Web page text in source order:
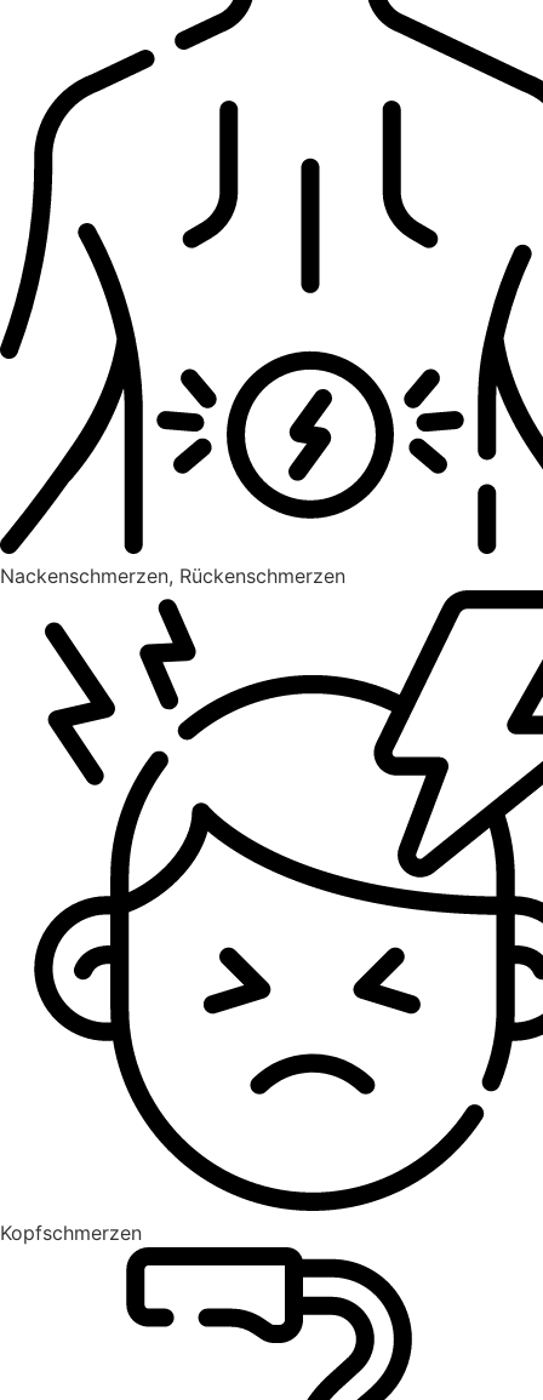
Nackenschmerzen, Rückenschmerzen
Kopfschmerzen